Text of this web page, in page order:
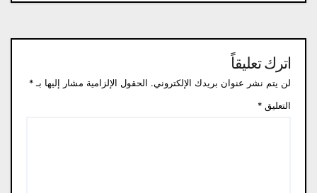
اترك تعليقاً
لن يتم نشر عنوان بريدك الإلكتروني. الحقول الإلزامية مشار إليها بـ *
التعليق *